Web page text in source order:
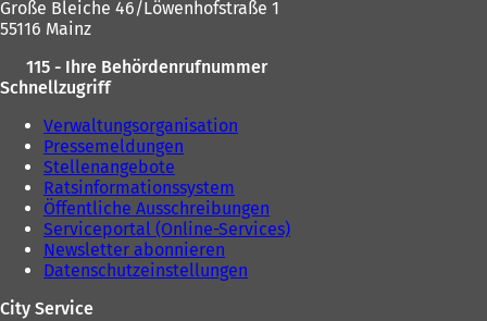
e
n
a
b
Große Bleiche 46/Löwenhofstraße 1
55116 Mainz
115 - Ihre Behördenrufnummer
Schnellzugriff
Verwaltungsorganisation
Pressemeldungen
Stellenangebote
Ratsinformationssystem
Öffentliche Ausschreibungen
Serviceportal (Online-Services)
Newsletter abonnieren
Datenschutzeinstellungen
City Service